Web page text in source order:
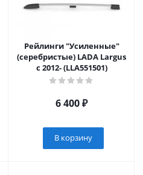
Рейлинги "Усиленные"
(серебристые) LADA Largus
c 2012- (LLA551501)
6 400₽
В корзину